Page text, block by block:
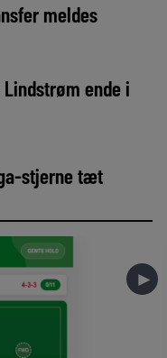
meldes
ende i
stjerne tæt
►